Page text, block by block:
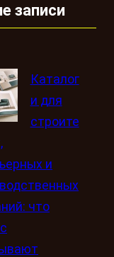
записи
Каталог
и для
строите
и
что